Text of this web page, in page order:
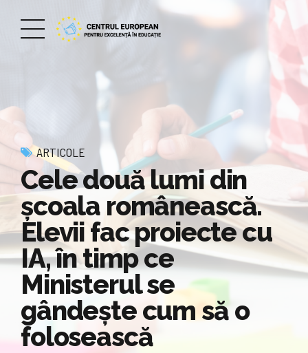
ARTICOLE
Cele două lumi din
școala românească.
Elevii fac proiecte cu
IA, în timp ce
Ministerul se
gândește cum să o
folosească